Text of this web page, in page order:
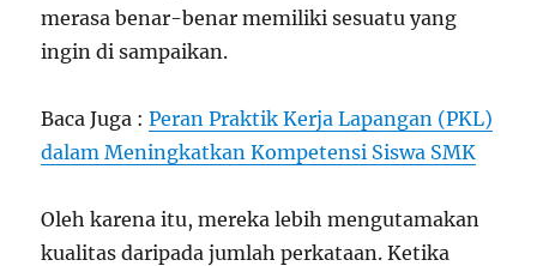
merasa benar-benar memiliki sesuatu yang
ingin di sampaikan.
Baca Juga :Peran Praktik Kerja Lapangan (PKL)
dalam Meningkatkan Kompetensi Siswa SMK
Oleh karena itu, mereka lebih mengutamakan
kualitas daripada jumlah perkataan. Ketika